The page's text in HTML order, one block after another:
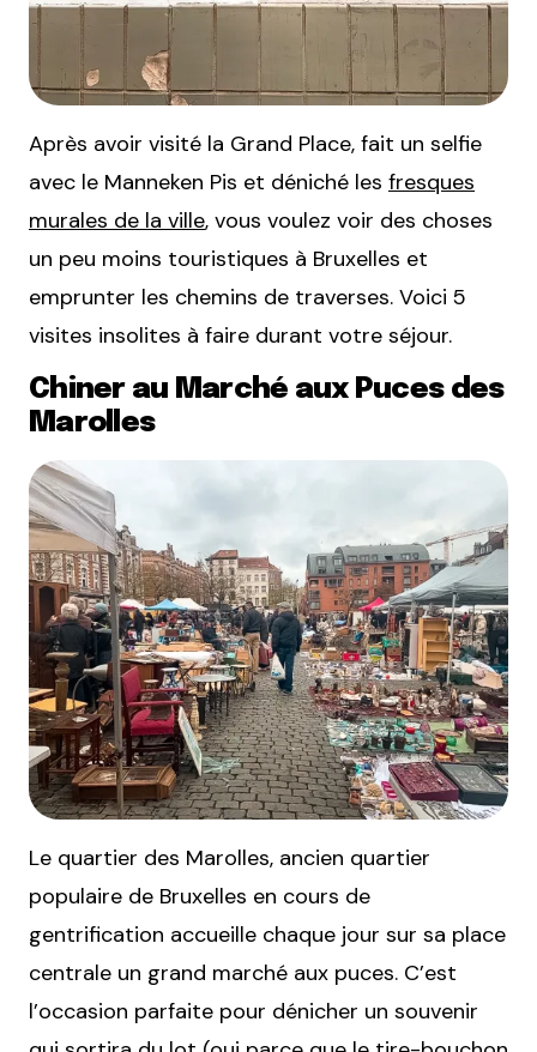
Après avoir visité la Grand Place, fait un selfie
avec le Manneken Pis et déniché les fresques
murales de la ville, vous voulez voir des choses
un peu moins touristiques à Bruxelles et
emprunter les chemins de traverses. Voici 5
visites insolites à faire durant votre séjour.
Chiner au Marché aux Puces des
Marolles
Le quartier des Marolles, ancien quartier
populaire de Bruxelles en cours de
gentrification accueille chaque jour sur sa place
centrale un grand marché aux puces. C’est
l’occasion parfaite pour dénicher un souvenir